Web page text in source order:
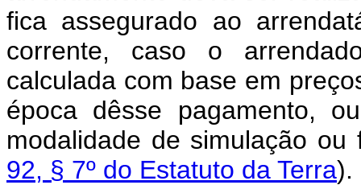
fica assegurado ao
corrente, caso o
calculada com base em
época dêsse pagamento,
modalidade de simulação
92, § 7º do Estatuto da Terra).